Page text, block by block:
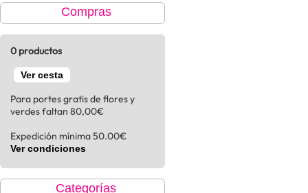
Compras
0 productos
Ver cesta
Para portes gratis de flores y
verdes faltan 80,00€
Expedición mínima 50.00€
Ver condiciones
Categorías